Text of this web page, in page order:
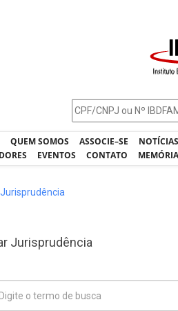
QUEM SOMOS ASSOCIE–SE
EVENTOS CONTATO
Jurisprudência
Jurisprudência